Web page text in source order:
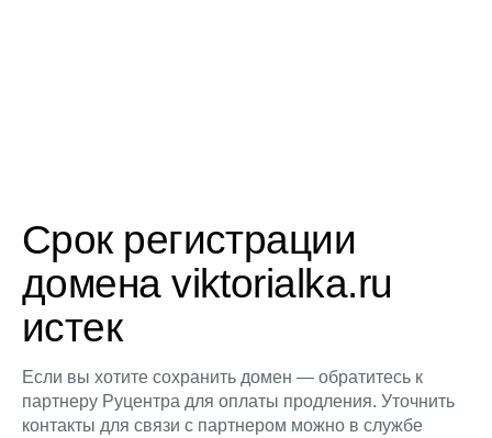
Срок регистрации
домена viktorialka.ru
истек
Если вы хотите сохранить домен — обратитесь к
партнеру Руцентра для оплаты продления. Уточнить
контакты для связи с партнером можно в службе